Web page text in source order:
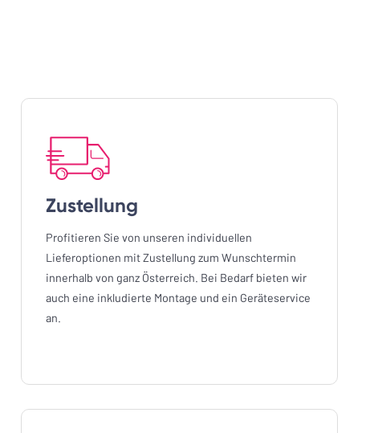
Zustellung
Profitieren Sie von unseren individuellen
Lieferoptionen mit Zustellung zum Wunschtermin
innerhalb von ganz Österreich. Bei Bedarf bieten wir
auch eine inkludierte Montage und ein Geräteservice
an.